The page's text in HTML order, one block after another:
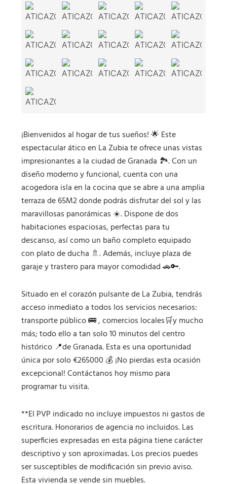
¡Bienvenidos al hogar de tus sueños! 🌟 Este
espectacular ático en La Zubia te ofrece unas vistas
impresionantes a la ciudad de Granada 🏞️. Con un
diseño moderno y funcional, cuenta con una
acogedora isla en la cocina que se abre a una amplia
terraza de 65M2 donde podrás disfrutar del sol y las
maravillosas panorámicas ☀️. Dispone de dos
habitaciones espaciosas, perfectas para tu
descanso, así como un baño completo equipado
con plato de ducha 🚿. Además, incluye plaza de
garaje y trastero para mayor comodidad 🚗🔑.
Situado en el corazón pulsante de La Zubia, tendrás
acceso inmediato a todos los servicios necesarios:
transporte público 🚌 , comercios locales🛒y mucho
más; todo ello a tan solo 10 minutos del centro
histórico 📍de Granada. Esta es una oportunidad
única por solo €265000 💰 ¡No pierdas esta ocasión
excepcional! Contáctanos hoy mismo para
programar tu visita.
**El PVP indicado no incluye impuestos ni gastos de
escritura. Honorarios de agencia no incluidos. Las
superficies expresadas en esta página tiene carácter
descriptivo y son aproximadas. Los precios puedes
ser susceptibles de modificación sin previo aviso.
Esta vivienda se vende sin muebles.